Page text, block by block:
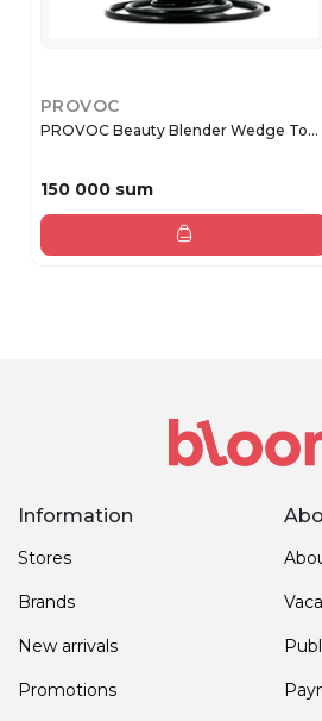
PROVOC
PROVOC Beauty Blender Wedge To...
150 000 sum
Information
Stores
Brands
New arrivals
Promotions